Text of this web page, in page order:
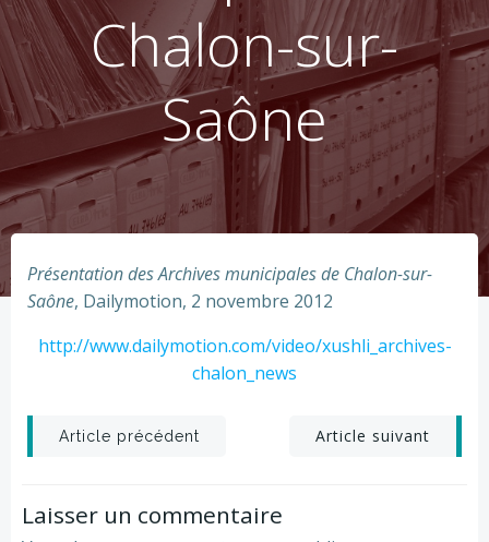
Chalon-sur-
Saône
Présentation des Archives municipales de Chalon-sur-
Saône, Dailymotion, 2 novembre 2012
http://www.dailymotion.com/video/xushli_archives-
chalon_news
Post
navigation
Article précédent
Post
navigation
Article suivant
Laisser un commentaire